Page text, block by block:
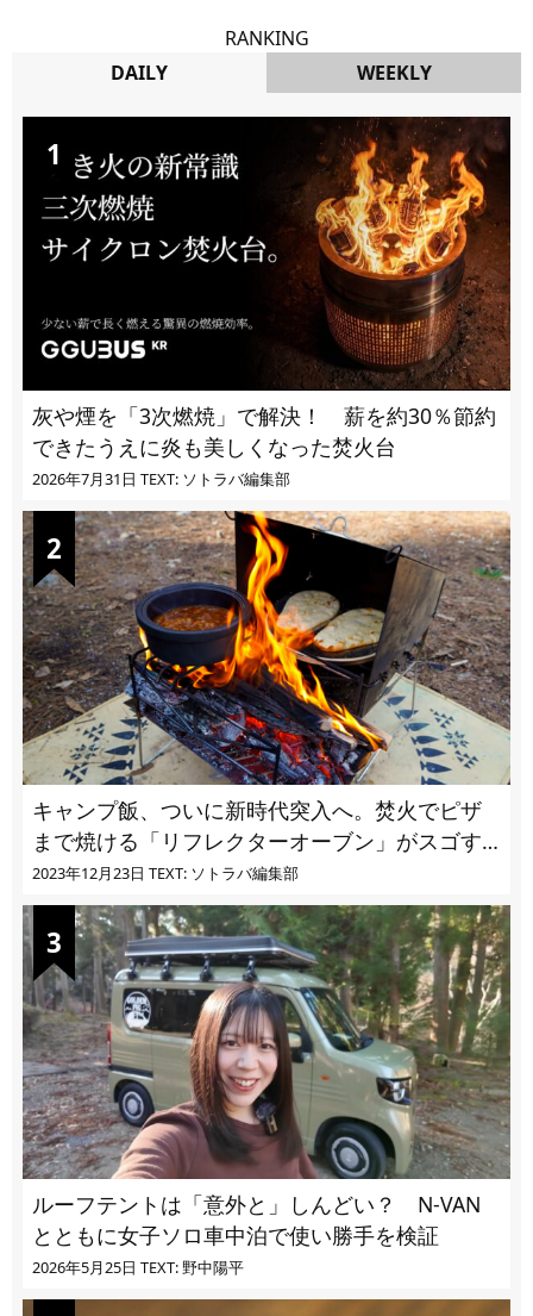
RANKING
DAILY
WEEKLY
灰や煙を「3次燃焼」で解決！ 薪を約30％節約
できたうえに炎も美しくなった焚火台
2026年7月31日 TEXT: ソトラバ編集部
キャンプ飯、ついに新時代突入へ。焚火でピザ
まで焼ける「リフレクターオーブン」がスゴす
ぎる
2023年12月23日 TEXT: ソトラバ編集部
ルーフテントは「意外と」しんどい？ N-VAN
とともに女子ソロ車中泊で使い勝手を検証
2026年5月25日 TEXT: 野中陽平